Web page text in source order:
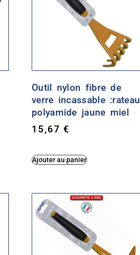
Outil nylon fibre de
verre incassable :rateau
polyamide jaune miel
15,67€
Ajouter au panier